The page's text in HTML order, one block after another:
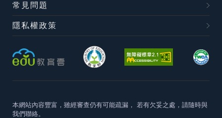
常見問題
隱私權政策
本網站內容豐富，雖經審查仍有可能疏漏， 若有欠妥之處，請隨時與
我們聯絡。